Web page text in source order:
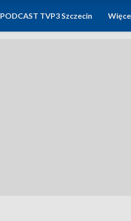
PODCAST TVP3 Szczecin